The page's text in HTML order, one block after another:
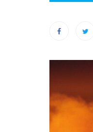
de
l’article